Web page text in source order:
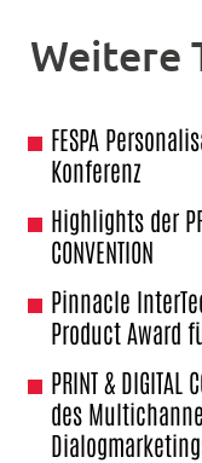
Weitere
FESPA
Konferenz
Highlights der
CONVENTION
Pinnacle
Product Award
PRINT & DIGITAL
des